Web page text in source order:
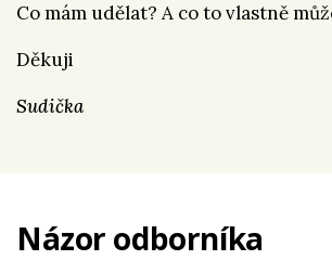
Co mám udělat? A co to vlastně
Děkuji
Sudička
Názor odborníka